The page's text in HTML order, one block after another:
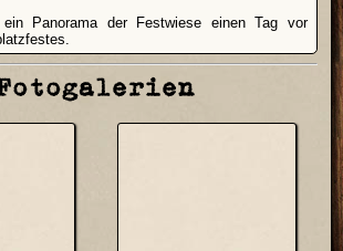
Panorama der Festwiese einen Tag vor